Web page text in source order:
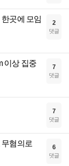
곳에 모임
2
댓글
이상 집중
7
댓글
7
댓글
무혐의로 6
댓글